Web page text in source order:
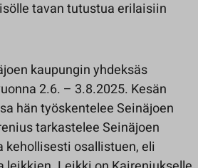
tavan tutustua erilaisiin
kaupungin yhdeksäs
2.6. – 3.8.2025. Kesän
hän työskentelee Seinäjoen
tarkastelee Seinäjoen
osallistuen, eli